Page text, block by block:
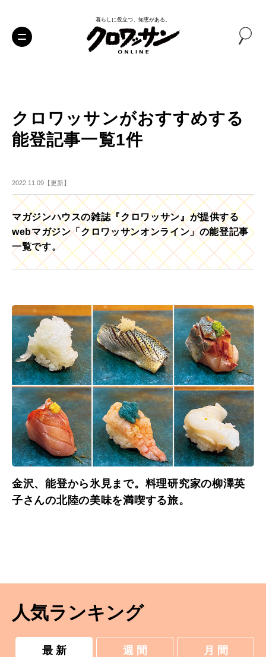
暮らしに役立つ、知恵がある。
クロワッサンがおすすめする
能登記事一覧1件
2022.11.09【更新】
マガジンハウスの雑誌『クロワッサン』が提供する
webマガジン「クロワッサンオンライン」の能登記事
一覧です。
金沢、能登から氷見まで。料理研究家の柳澤英
子さんの北陸の美味を満喫する旅。
人気ランキング
最 新 週 間 月 間